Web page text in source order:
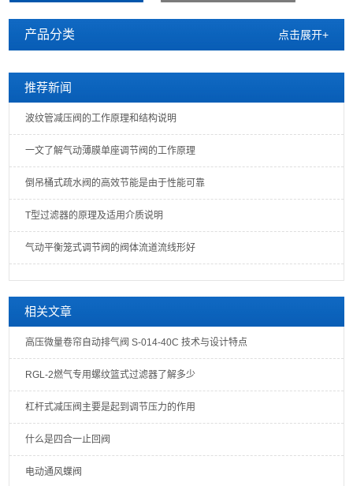
产品分类 点击展开+
推荐新闻
波纹管减压阀的工作原理和结构说明
一文了解气动薄膜单座调节阀的工作原理
倒吊桶式疏水阀的高效节能是由于性能可靠
T型过滤器的原理及适用介质说明
气动平衡笼式调节阀的阀体流道流线形好
相关文章
高压微量卷帘自动排气阀 S-014-40C 技术与设计特点
RGL-2燃气专用螺纹篮式过滤器了解多少
杠杆式减压阀主要是起到调节压力的作用
什么是四合一止回阀
电动通风蝶阀